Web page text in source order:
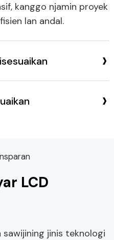
kanggo njamin proyek
lan andal.
›
›
LCD
jinis teknologi